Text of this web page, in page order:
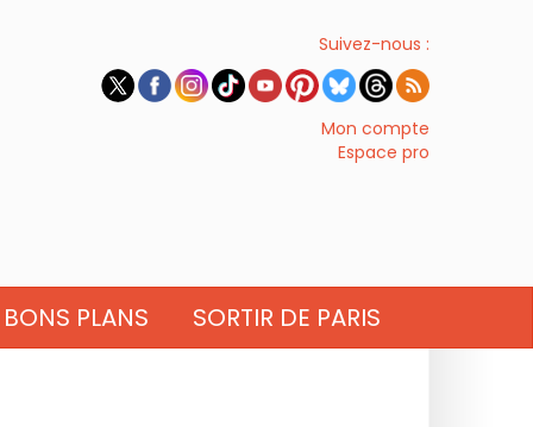
Suivez-nous :
Mon compte
Espace pro
BONS PLANS SORTIR DE PARIS